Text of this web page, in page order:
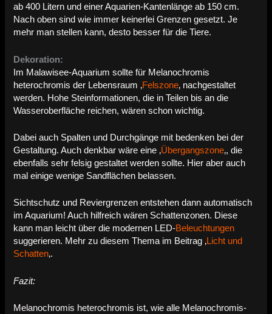
ab 400 Litern und einer Aquarien-Kantenlänge ab 150 cm.
Nach oben sind wie immer keinerlei Grenzen gesetzt. Je
mehr man stellen kann, desto besser für die Tiere.
Dekoration:
Im Malawisee-Aquarium sollte für Melanochromis
heterochromis der Lebensraum ‚Felszone‚ nachgestaltet
werden. Hohe Steinformationen, die in Teilen bis an die
Wasseroberfläche reichen, wären schon wichtig.
Dabei auch Spalten und Durchgänge mit bedenken bei der
Gestaltung. Auch denkbar wäre eine ‚Übergangszone‚, die
ebenfalls sehr felsig gestaltet werden sollte. Hier aber auch
mal einige wenige Sandflächen belassen.
Sichtschutz und Reviergrenzen entstehen dann automatisch
im Aquarium! Auch hilfreich wären Schattenzonen. Diese
kann man leicht über die modernen LED-Beleuchtungen
suggerieren. Mehr zu diesem Thema im Beitrag ‚Licht und
Schatten‚.
Fazit:
Melanochromis heterochromis ist, wie alle Melanochromis-